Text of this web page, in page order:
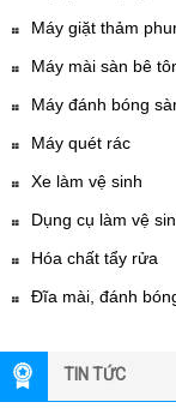
Máy giặt thảm
Máy mài sàn bê
Máy đánh bóng
Máy quét rác
Xe làm vệ sinh
Dụng cụ làm vệ
Hóa chất tẩy rửa
Đĩa mài, đánh
TIN TỨC